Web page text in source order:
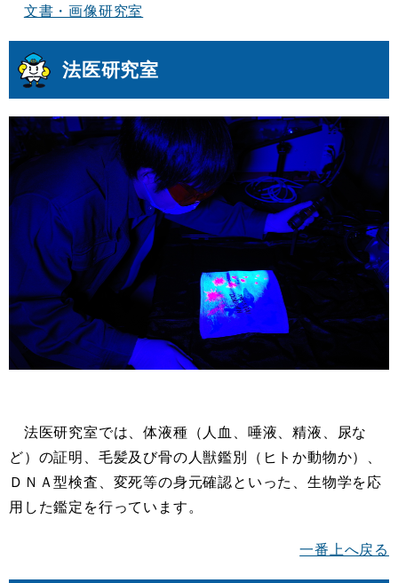
文書・画像研究室
法医研究室
法医研究室では、体液種（人血、唾液、精液、尿な
ど）の証明、毛髪及び骨の人獣鑑別（ヒトか動物か）、
ＤＮＡ型検査、変死等の身元確認といった、生物学を応
用した鑑定を行っています。
一番上へ戻る